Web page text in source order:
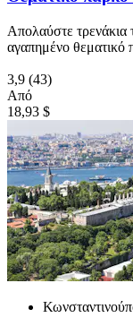
Απολαύστε τρενάκια
αγαπημένο θεματικό
3,9 (43)
Από
18,93 $